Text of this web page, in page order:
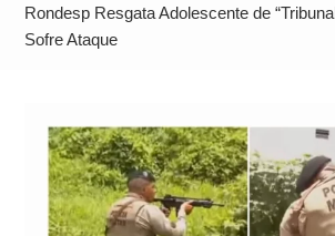
Neymar Chama Santos de
Vazamentos e Expõe Dívida de
Rondesp Resgata Adolescente de
Sofre Ataque